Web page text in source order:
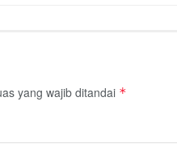
yang wajib ditandai *